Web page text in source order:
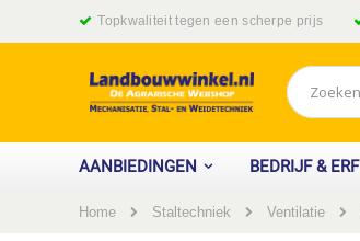
Ga
naar
inhoud
Topkwaliteit tegen een scherpe prijs
Zoek
AANBIEDINGEN BEDRIJF & ERF
Home Staltechniek Ventilatie